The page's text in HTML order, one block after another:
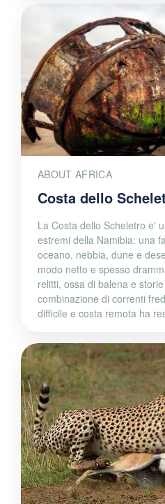
ABOUT AFRICA
Costa dello
La Costa dello Scheletro e'
estremi della Namibia: una
oceano, nebbia, dune e
modo netto e spesso
relitti, ossa di balena e
combinazione di correnti
difficile e costa remota ha